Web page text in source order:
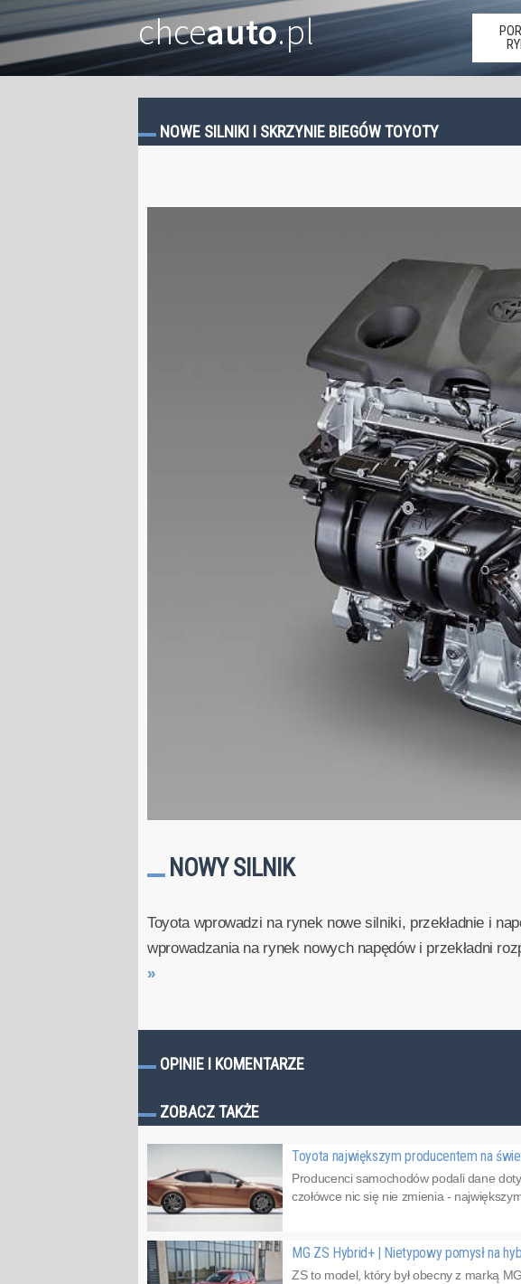
chceauto.pl
NOWE SILNIKI I SKRZYNIE BIEGÓW TOYOTY
NOWY SILNIK
Toyota wprowadzi na rynek nowe silniki, przekładnie i
wprowadzania na rynek nowych napędów i przekładni
»
OPINIE I KOMENTARZE
ZOBACZ TAKŻE
Toyota największym producentem na
Producenci samochodów podali dane
czołówce nic się nie zmienia -
MG ZS Hybrid+ | Nietypowy pomysł na
ZS to model, który był obecny z marką